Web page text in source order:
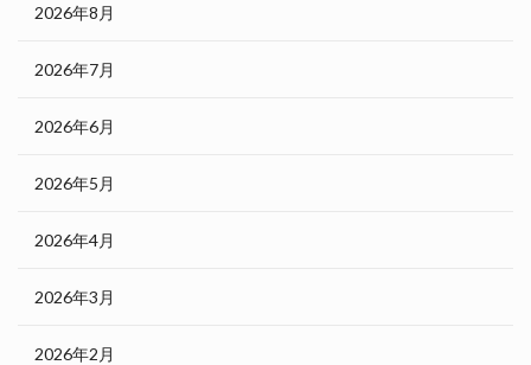
2026年8月
2026年7月
2026年6月
2026年5月
2026年4月
2026年3月
2026年2月